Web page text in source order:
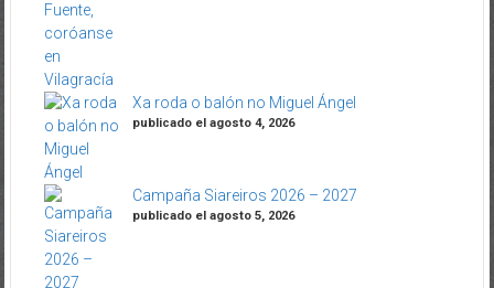
Xa roda o balón no Miguel Ángel
publicado el agosto 4, 2026
Campaña Siareiros 2026 – 2027
publicado el agosto 5, 2026